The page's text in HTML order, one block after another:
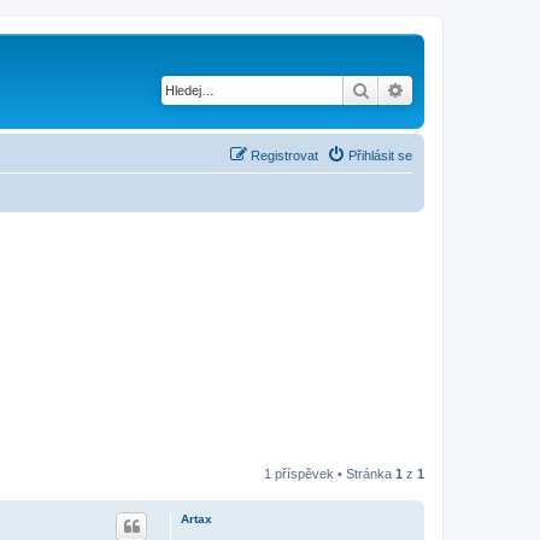
Hledat
Přihlásit se
Registrovat
1 příspěvek • Stránka 1 z 1
Artax